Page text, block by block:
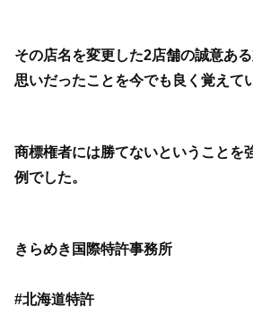
その店名を変更した2店舗の誠意あ
思いだったことを今でも良く覚えて
商標権者には勝てないということを
例でした。
きらめき国際特許事務所
#北海道特許